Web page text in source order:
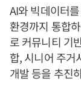
AI와 빅데이터
환경까지 통합
로 커뮤니티 기
합, 시니어 주거
개발 등을 추진